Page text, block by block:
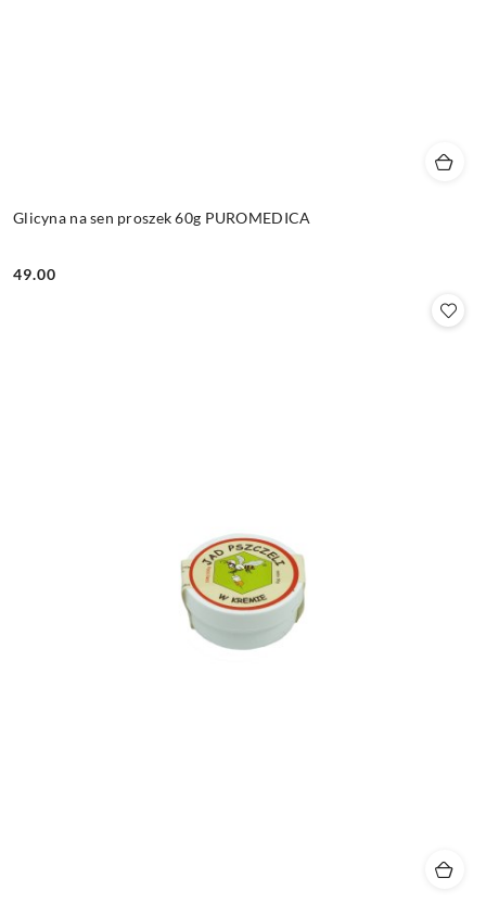
Glicyna na sen proszek 60g PUROMEDICA
Cena:
49.00